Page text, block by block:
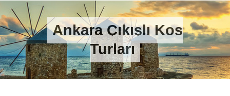
Ankara Çıkışlı Kos
Turları